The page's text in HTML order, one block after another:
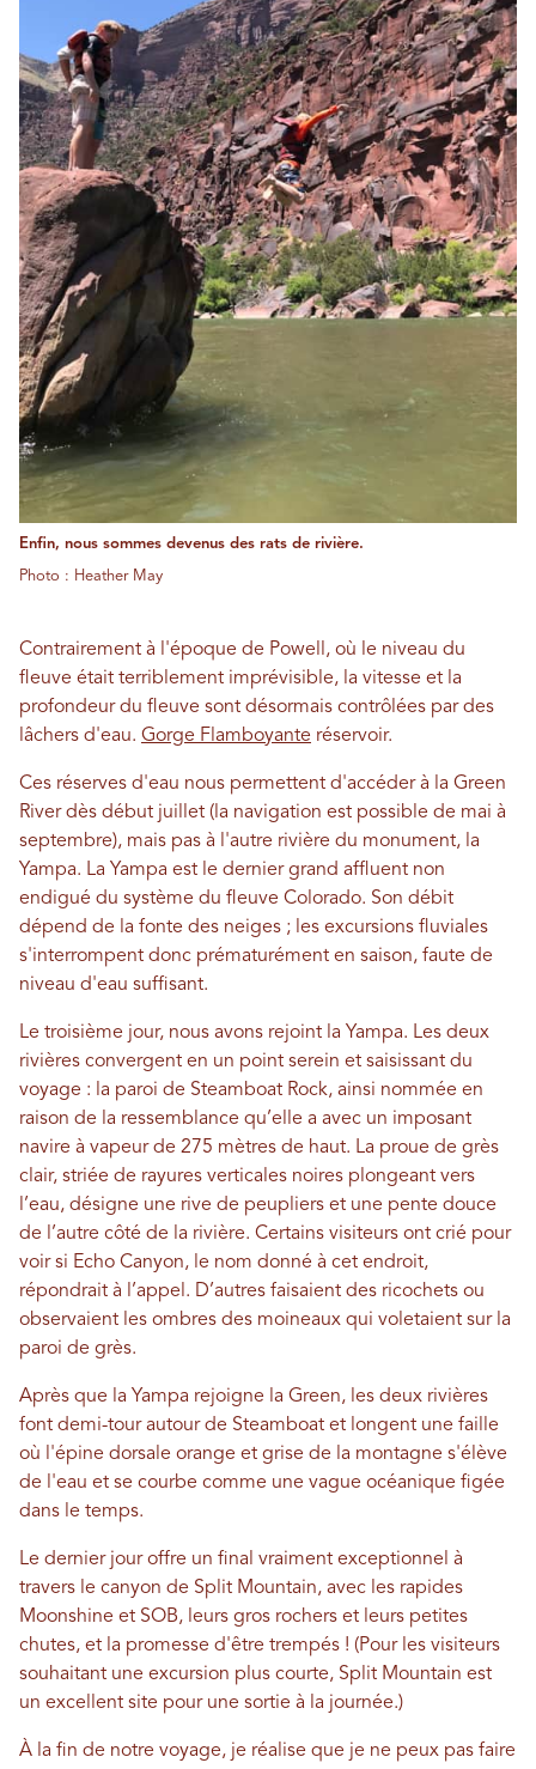
Enfin, nous sommes devenus des rats de rivière.
Photo : Heather May
Contrairement à l'époque de Powell, où le niveau du
fleuve était terriblement imprévisible, la vitesse et la
profondeur du fleuve sont désormais contrôlées par des
lâchers d'eau. Gorge Flamboyante réservoir.
Ces réserves d'eau nous permettent d'accéder à la Green
River dès début juillet (la navigation est possible de mai à
septembre), mais pas à l'autre rivière du monument, la
Yampa. La Yampa est le dernier grand affluent non
endigué du système du fleuve Colorado. Son débit
dépend de la fonte des neiges ; les excursions fluviales
s'interrompent donc prématurément en saison, faute de
niveau d'eau suffisant.
Le troisième jour, nous avons rejoint la Yampa. Les deux
rivières convergent en un point serein et saisissant du
voyage : la paroi de Steamboat Rock, ainsi nommée en
raison de la ressemblance qu’elle a avec un imposant
navire à vapeur de 275 mètres de haut. La proue de grès
clair, striée de rayures verticales noires plongeant vers
l’eau, désigne une rive de peupliers et une pente douce
de l’autre côté de la rivière. Certains visiteurs ont crié pour
voir si Echo Canyon, le nom donné à cet endroit,
répondrait à l’appel. D’autres faisaient des ricochets ou
observaient les ombres des moineaux qui voletaient sur la
paroi de grès.
Après que la Yampa rejoigne la Green, les deux rivières
font demi-tour autour de Steamboat et longent une faille
où l'épine dorsale orange et grise de la montagne s'élève
de l'eau et se courbe comme une vague océanique figée
dans le temps.
Le dernier jour offre un final vraiment exceptionnel à
travers le canyon de Split Mountain, avec les rapides
Moonshine et SOB, leurs gros rochers et leurs petites
chutes, et la promesse d'être trempés ! (Pour les visiteurs
souhaitant une excursion plus courte, Split Mountain est
un excellent site pour une sortie à la journée.)
À la fin de notre voyage, je réalise que je ne peux pas faire